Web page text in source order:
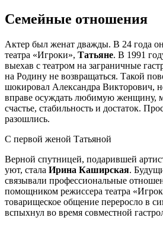
Семейные отношения
Актер был женат дважды. В 24 года
театра «Игроки», Татьяне. В 1991
выехав с театром на заграничные
на Родину не возвращаться. Такой
шокировал Александра Викторович,
вправе осуждать любимую женщину,
счастье, стабильность и достаток.
разошлись.
С первой женой Татьяной
Верной спутницей, подарившей
уют, стала Ирина Каширская.
связывали профессиональные
помощником режиссера театра
товарищеское общение переросло в
вспыхнул во время совместной